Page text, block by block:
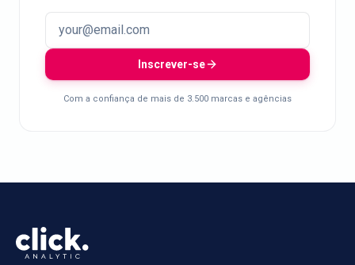
Inscrever-se
Com a confiança de mais de 3.500 marcas e agências